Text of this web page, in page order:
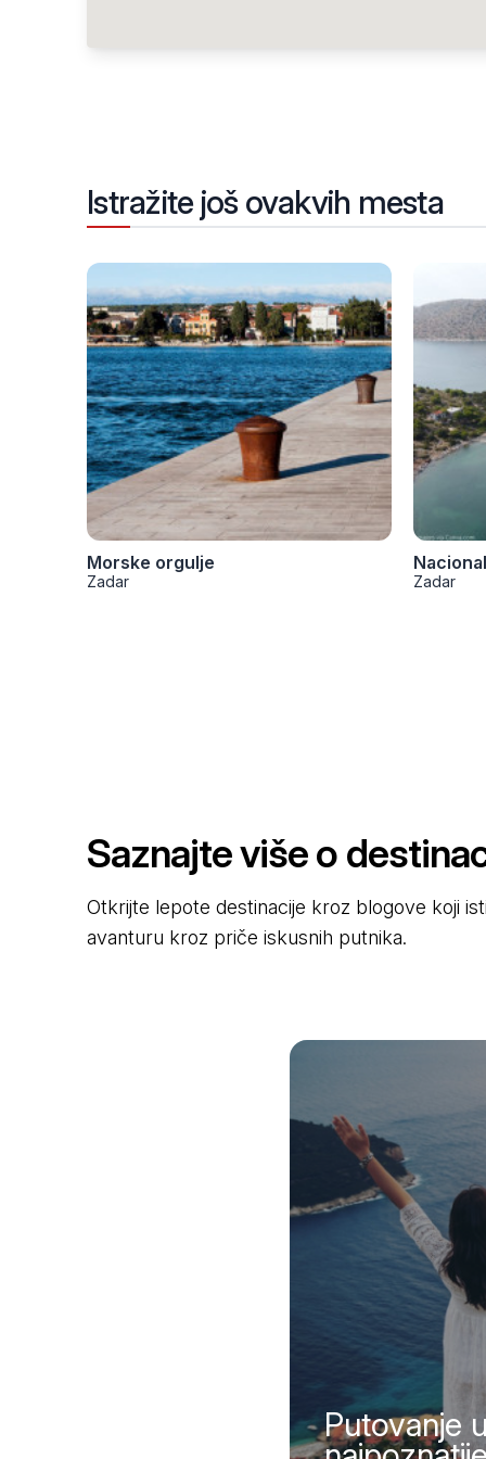
Istražite još ovakvih mesta
Morske orgulje
Zadar Zadar
Saznajte više o
Otkrijte lepote destinacije kroz blogove koji
avanturu kroz priče iskusnih putnika.
Putovanje